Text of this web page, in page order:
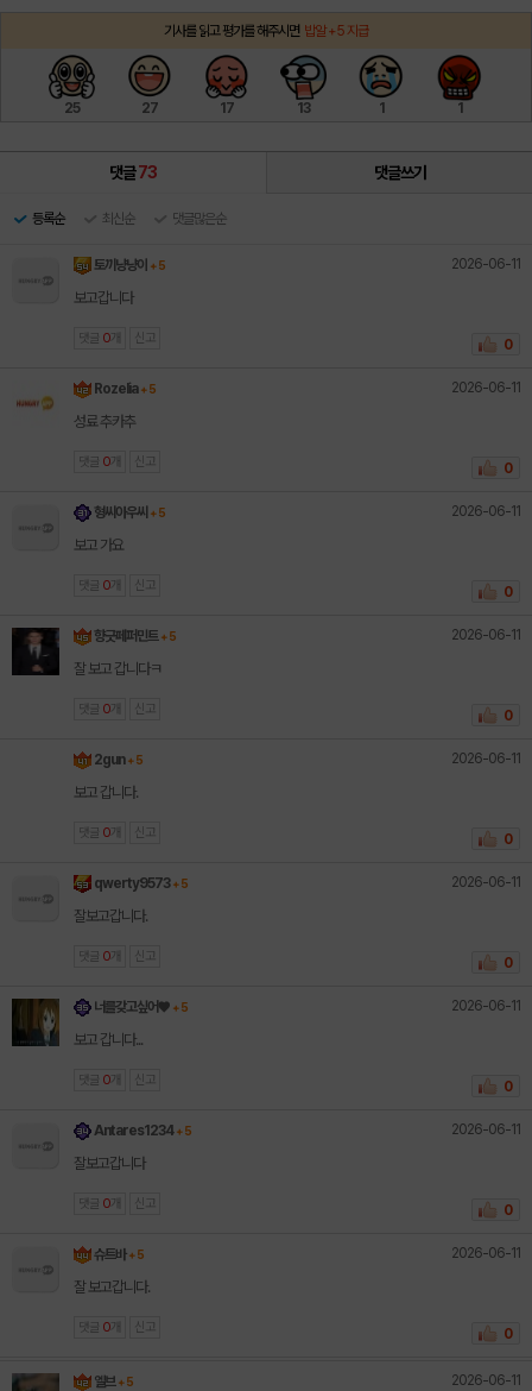
기사를 읽고 평가를 해주시면 밥알 +5 지급
25 27 17 13 1 1
댓글73 댓글쓰기
등록순 최신순 댓글많은순
토끼냥냥이 + 5 2026-06-11
보고갑니다
댓글 0 개 신고 0
Rozelia + 5 2026-06-11
성료 추카추
댓글 0 개 신고 0
형씨아우씨 + 5 2026-06-11
보고 가요
댓글 0 개 신고 0
향긋페퍼민트 + 5 2026-06-11
잘 보고 갑니다ㅋ
댓글 0 개 신고 0
2gun + 5 2026-06-11
보고 갑니다.
댓글 0 개 신고 0
qwerty9573 + 5 2026-06-11
잘보고갑니다.
댓글 0 개 신고 0
너를갖고싶어♥︎ + 5 2026-06-11
보고 갑니다...
댓글 0 개 신고 0
Antares1234 + 5 2026-06-11
잘보고갑니다
댓글 0 개 신고 0
슈트바 + 5 2026-06-11
잘 보고갑니다.
댓글 0 개 신고 0
엘브 + 5 2026-06-11